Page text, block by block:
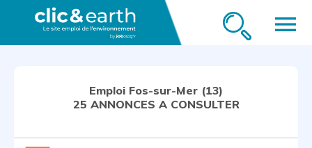
menu
Emploi Fos-sur-Mer (13)
25 ANNONCES A CONSULTER